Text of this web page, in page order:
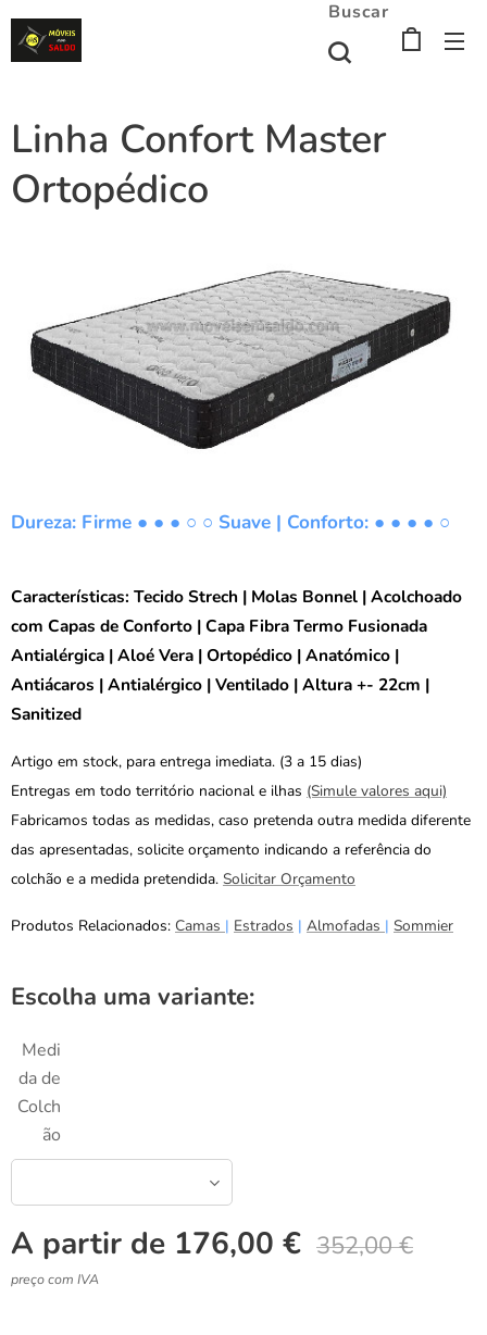
Buscar
Linha Confort Master
Ortopédico
Dureza: Firme ● ● ● ○ ○ Suave | Conforto: ● ● ● ● ○
Características: Tecido Strech | Molas Bonnel | Acolchoado
com Capas de Conforto | Capa Fibra Termo Fusionada
Antialérgica | Aloé Vera | Ortopédico | Anatómico |
Antiácaros | Antialérgico | Ventilado | Altura +- 22cm |
Sanitized
Artigo em stock, para entrega imediata. (3 a 15 dias)
Entregas em todo território nacional e ilhas (Simule valores aqui)
Fabricamos todas as medidas, caso pretenda outra medida diferente
das apresentadas, solicite orçamento indicando a referência do
colchão e a medida pretendida. Solicitar Orçamento
Produtos Relacionados: Camas | Estrados | Almofadas | Sommier
Escolha uma variante:
Medi
da de
Colch
ão
A partir de 176,00 € 352,00€
preço com IVA